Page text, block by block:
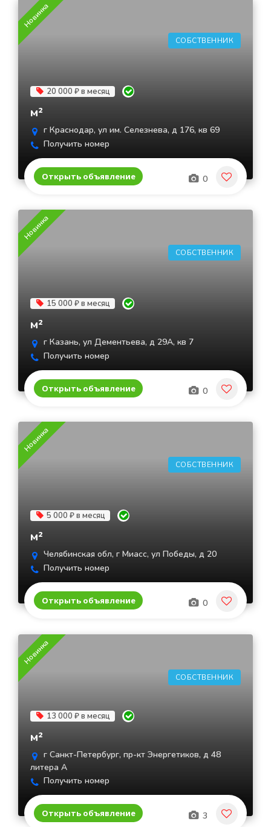
СОБСТВЕННИК
Новинка
20 000 ₽ в месяц
м²
г Краснодар, ул им. Селезнева, д 176, кв 69
Получить номер
Открыть объявление 0
СОБСТВЕННИК
Новинка
15 000 ₽ в месяц
м²
г Казань, ул Дементьева, д 29А, кв 7
Получить номер
Открыть объявление 0
СОБСТВЕННИК
Новинка
5 000 ₽ в месяц
м²
Челябинская обл, г Миасс, ул Победы, д 20
Получить номер
Открыть объявление 0
СОБСТВЕННИК
Новинка
13 000 ₽ в месяц
м²
г Санкт-Петербург, пр-кт Энергетиков, д 48
литера А
Получить номер
Открыть объявление 3